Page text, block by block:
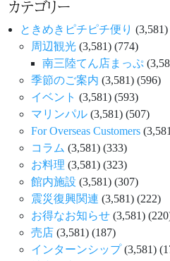
カテゴリー
ときめきピチピチ便り (3,581)
周辺観光 (3,581) (774)
南三陸てん店まっぷ
季節のご案内 (3,581) (596)
イベント (3,581) (593)
マリンパル (3,581) (507)
For Overseas Customers
コラム (3,581) (333)
お料理 (3,581) (323)
館内施設 (3,581) (307)
震災復興関連 (3,581) (222)
お得なお知らせ (3,581)
売店 (3,581) (187)
インターンシップ (3,581)